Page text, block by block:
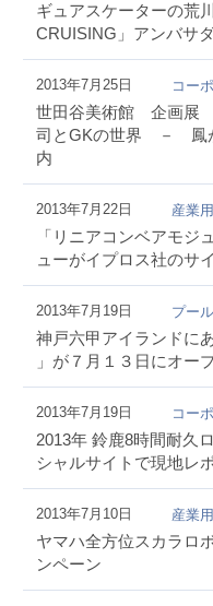
ギュアスケーターの荒
CRUISING」アンバサ
2013年7月25日 コー
世田谷美術館 企画展
司とGKの世界 － 鳳
内
2013年7月22日 産業
「リニアコンベアモジ
ューがイプロス社のサ
2013年7月19日 プー
神戸六甲アイランドに
」が７月１３日にオー
2013年7月19日 コー
2013年 鈴鹿8時間耐久
シャルサイトで現地レ
2013年7月10日 産業
ヤマハ全方位スカラロ
ンペーン